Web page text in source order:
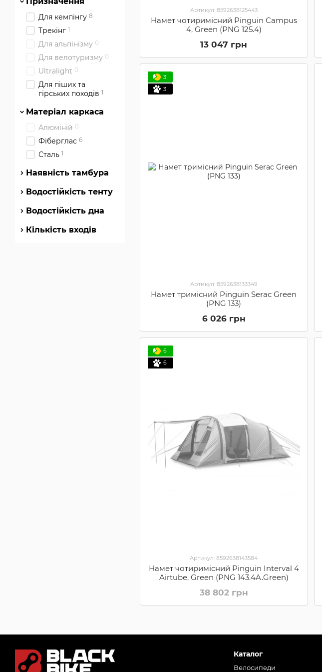
Артикул: 8592638125443
Намет чотиримісний Pinguin Campus
4, Green (PNG 125.4)
13 047 грн
3
3
Артикул: 8592638133349
Намет тримісний Pinguin Serac Green
(PNG 133)
6 026 грн
6
6
Артикул: 8592638143584
Намет чотиримісний Pinguin Interval 4
Airtube, Green (PNG 143.4A.Green)
38 802 грн
Для кемпінгу 8
Трекінг 1
Для альпінізму 0
Для велотуризму 0
Ultralight 0
Для піших та
гірських походів 1
Матеріал каркаса
Алюміній 0
Фіберглас 6
Сталь 1
Наявність тамбура
Водостійкість тенту
Водостійкість дна
Кількість входів
Каталог
Велосипеди